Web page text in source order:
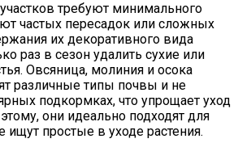
требуют минимального
частых пересадок или сложных
их декоративного вида
раз в сезон удалить сухие или
Овсяница, молиния и осока
различные типы почвы и не
подкормках, что упрощает уход
они идеально подходят для
ищут простые в уходе растения.